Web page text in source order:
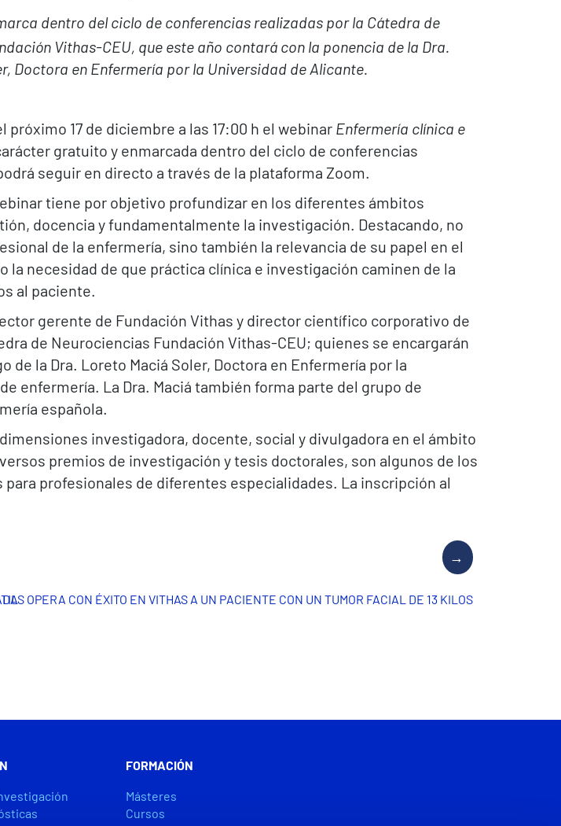
dentro del ciclo de conferencias realizadas por la Cátedra de
Vithas-CEU, que este año contará con la ponencia de la Dra.
Doctora en Enfermería por la Universidad de Alicante.
17 de diciembre a las 17:00 h el webinar Enfermería clínica e
gratuito y enmarcada dentro del ciclo de conferencias
seguir en directo a través de la plataforma Zoom.
tiene por objetivo profundizar en los diferentes ámbitos
docencia y fundamentalmente la investigación. Destacando, no
de la enfermería, sino también la relevancia de su papel en el
necesidad de que práctica clínica e investigación caminen de la
al paciente.
gerente de Fundación Vithas y director científico corporativo de
de Neurociencias Fundación Vithas-CEU; quienes se encargarán
la Dra. Loreto Maciá Soler, Doctora en Enfermería por la
enfermería. La Dra. Maciá también forma parte del grupo de
española.
investigadora, docente, social y divulgadora en el ámbito
premios de investigación y tesis doctorales, son algunos de los
profesionales de diferentes especialidades. La inscripción al
OPERA CON ÉXITO EN VITHAS A UN PACIENTE CON UN TUMOR FACIAL DE 13 KILOS
FORMACIÓN
Másteres
Cursos